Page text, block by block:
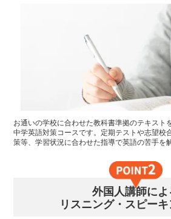
お通いの学校に合わせた教科書準拠のテキスト
中学英語対策コースです。定期テストや志望校
策等、学習状況に合わせた指導で英語の苦手を
外国人講師によ
リスニング・スピー